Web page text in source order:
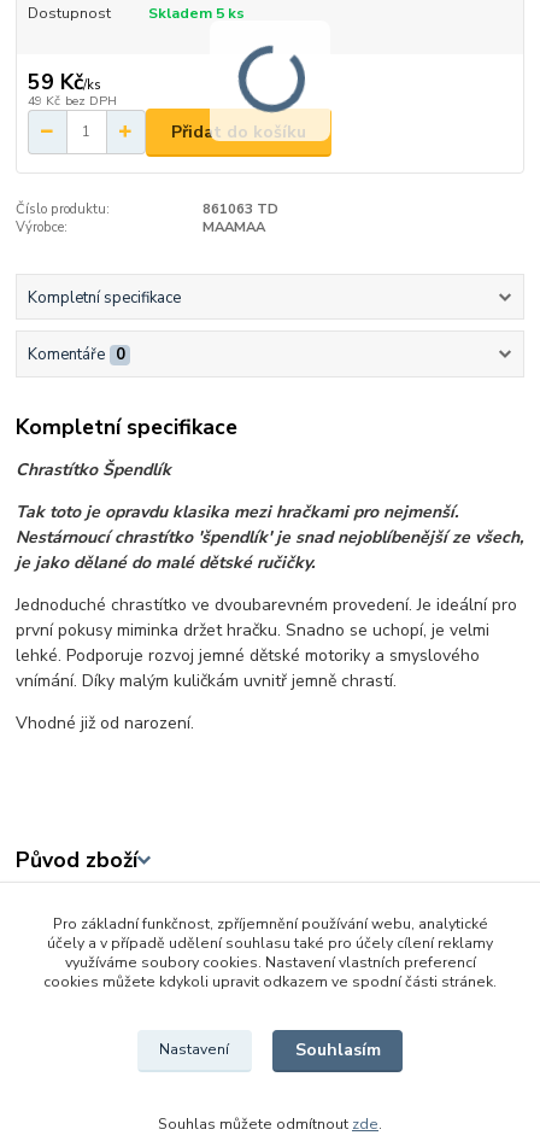
Dostupnost Skladem 5 ks
59 Kč/ks
49 Kč bez DPH
Přidat do košíku
Číslo produktu:
861063 TD
Výrobce:
MAAMAA
Kompletní specifikace
Komentáře 0
Kompletní specifikace
Chrastítko Špendlík
Tak toto je opravdu klasika mezi hračkami pro nejmenší.
Nestárnoucí chrastítko 'špendlík' je snad nejoblíbenější ze všech,
je jako dělané do malé dětské ručičky.
Jednoduché chrastítko ve dvoubarevném provedení. Je ideální pro
první pokusy miminka držet hračku. Snadno se uchopí, je velmi
lehké. Podporuje rozvoj jemné dětské motoriky a smyslového
vnímání. Díky malým kuličkám uvnitř jemně chrastí.
Vhodné již od narození.
Původ zboží
Zboží zařazeno v kategoriích
Baby hračky od 0 - 3 let
Pro základní funkčnost, zpříjemnění používání webu, analytické
účely a v případě udělení souhlasu také pro účely cílení reklamy
využíváme soubory cookies. Nastavení vlastních preferencí
cookies můžete kdykoli upravit odkazem ve spodní části stránek.
Nastavení Souhlasím
Souhlas můžete odmítnout zde.